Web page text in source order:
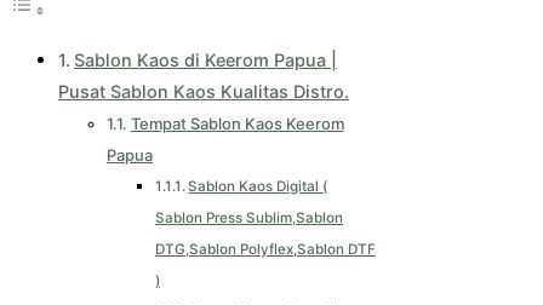
Sablon Kaos di Keerom Papua |
Pusat Sablon Kaos Kualitas Distro.
Tempat Sablon Kaos Keerom
Papua
Sablon Kaos Digital (
Sablon Press Sublim,Sablon
DTG,Sablon Polyflex,Sablon DTF
)